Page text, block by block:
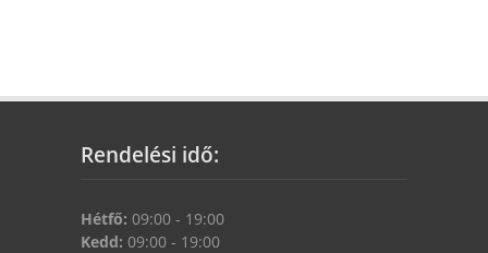
Rendelési idő:
Hétfő: 09:00 - 19:00
Kedd: 09:00 - 19:00